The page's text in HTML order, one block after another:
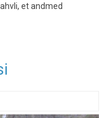
et andmed